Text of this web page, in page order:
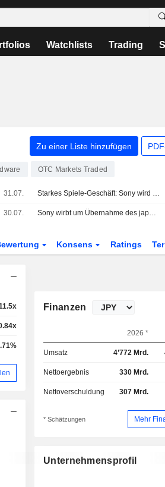
Watchlists Trading
Zu einer Liste hinzufügen
OTC Markets Traded
31.07. Starkes Spiele-Geschäft: Sony wird optimistischer für das Gesamtjahr
30.07. Sony wirbt um Übernahme des japanischen Objektivherstellers Tamron
Konsens Ratings
Finanzen
2026 *
Umsatz 4’772 Mrd.
Nettoergebnis 330 Mrd.
Nettoverschuldung 307 Mrd.
* Schätzungen Mehr
Unternehmensprofil